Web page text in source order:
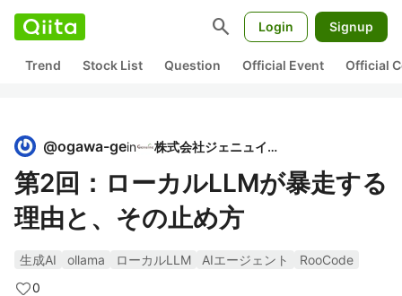
search Login Signup
Trend Stock List Question Official Event Official
@ogawa-gein 株式会社ジェニュイン
第2回：ローカルLLMが暴走する
理由と、その止め方
生成AI ollama ローカルLLM AIエージェント
RooCode
0